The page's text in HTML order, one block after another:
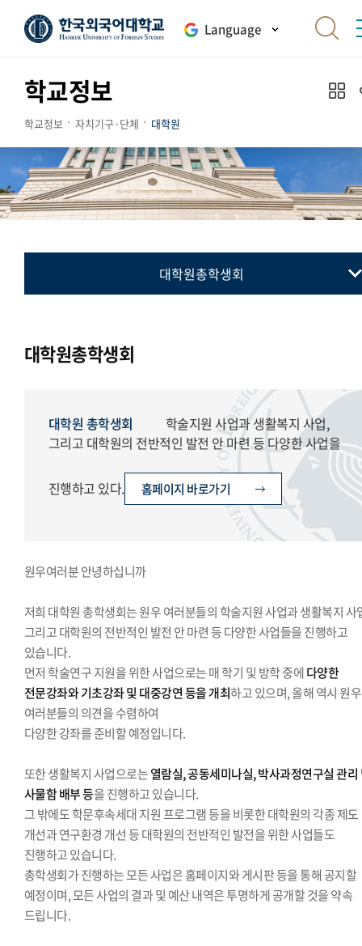
Language
학교정보
학교정보 자치기구·단체 대학원
대학원총학생회
교육대학원총학생회
글로벌공공리더십대학원총학생회
대학원총학생회
대학원 총학생회
학술지원 사업과 생활복지 사업,
그리고 대학원의 전반적인 발전 안 마련 등 다양한 사업을
진행하고 있다. 홈페이지 바로가기
원우여러분 안녕하십니까
저희 대학원 총학생회는 원우 여러분들의 학술지원 사업과 생활복지 사
그리고 대학원의 전반적인 발전 안 마련 등 다양한 사업들을 진행하고
있습니다.
먼저 학술연구 지원을 위한 사업으로는 매 학기 및 방학 중에다양한
전문강좌와 기초강좌 및 대중강연 등을 개최하고 있으며, 올해 역시 원우
여러분들의 의견을 수렴하여
다양한 강좌를 준비할 예정입니다.
또한 생활복지 사업으로는열람실, 공동세미나실, 박사과정연구실 관리
사물함 배부 등을 진행하고 있습니다.
그 밖에도 학문후속세대 지원 프로그램 등을 비롯한 대학원의 각종 제도
개선과 연구환경 개선 등 대학원의 전반적인 발전을 위한 사업들도
진행하고 있습니다.
총학생회가 진행하는 모든 사업은 홈페이지와 게시판 등을 통해 공지할
예정이며, 모든 사업의 결과 및 예산 내역은 투명하게 공개할 것을 약속
드립니다.